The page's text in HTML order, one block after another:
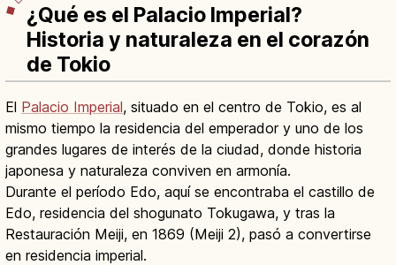
¿Qué es el Palacio Imperial?
Historia y naturaleza en el corazón
de Tokio
El Palacio Imperial, situado en el centro de Tokio, es al
mismo tiempo la residencia del emperador y uno de los
grandes lugares de interés de la ciudad, donde historia
japonesa y naturaleza conviven en armonía.
Durante el período Edo, aquí se encontraba el castillo de
Edo, residencia del shogunato Tokugawa, y tras la
Restauración Meiji, en 1869 (Meiji 2), pasó a convertirse
en residencia imperial.